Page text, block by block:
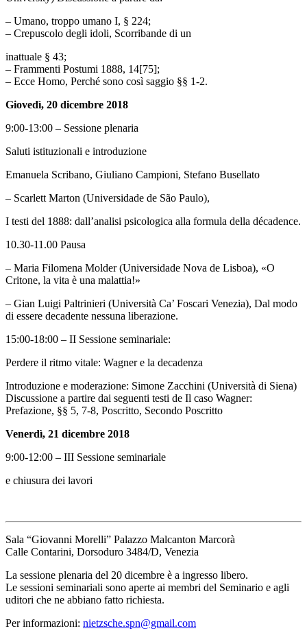
– Umano, troppo umano I, § 224;
– Crepuscolo degli idoli, Scorribande di un
inattuale § 43;
– Frammenti Postumi 1888, 14[75];
– Ecce Homo, Perché sono così saggio §§ 1-2.
Giovedì, 20 dicembre 2018
9:00-13:00 – Sessione plenaria
Saluti istituzionali e introduzione
Emanuela Scribano, Giuliano Campioni, Stefano Busellato
– Scarlett Marton (Universidade de São Paulo),
I testi del 1888: dall’analisi psicologica alla formula della décadence.
10.30-11.00 Pausa
– Maria Filomena Molder (Universidade Nova de Lisboa), «O
Critone, la vita è una malattia!»
– Gian Luigi Paltrinieri (Università Ca’ Foscari Venezia), Dal modo
di essere decadente nessuna liberazione.
15:00-18:00 – II Sessione seminariale:
Perdere il ritmo vitale: Wagner e la decadenza
Introduzione e moderazione: Simone Zacchini (Università di Siena)
Discussione a partire dai seguenti testi de Il caso Wagner:
Prefazione, §§ 5, 7-8, Poscritto, Secondo Poscritto
Venerdì, 21 dicembre 2018
9:00-12:00 – III Sessione seminariale
e chiusura dei lavori
Sala “Giovanni Morelli” Palazzo Malcanton Marcorà
Calle Contarini, Dorsoduro 3484/D, Venezia
La sessione plenaria del 20 dicembre è a ingresso libero.
Le sessioni seminariali sono aperte ai membri del Seminario e agli
uditori che ne abbiano fatto richiesta.
Per informazioni: nietzsche.spn@gmail.com